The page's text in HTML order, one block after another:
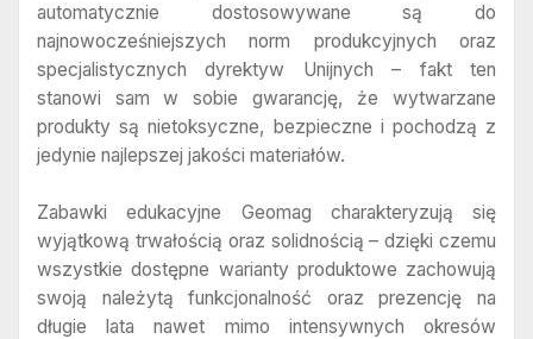
automatycznie dostosowywane są do
najnowocześniejszych norm produkcyjnych oraz
specjalistycznych dyrektyw Unijnych – fakt ten
stanowi sam w sobie gwarancję, że wytwarzane
produkty są nietoksyczne, bezpieczne i pochodzą z
jedynie najlepszej jakości materiałów.
Zabawki edukacyjne Geomag charakteryzują się
wyjątkową trwałością oraz solidnością – dzięki czemu
wszystkie dostępne warianty produktowe zachowują
swoją należytą funkcjonalność oraz prezencję na
długie lata nawet mimo intensywnych okresów